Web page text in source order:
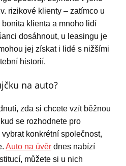
rizikové klienty – zatímco u
klienta a mnoho lidí
dosáhnout, u leasingu je
jej získat i lidé s nižšími
historií.
na auto?
zda si chcete vzít běžnou
se rozhodnete pro
konkrétní společnost,
Auto na úvěr dnes nabízí
můžete si u nich